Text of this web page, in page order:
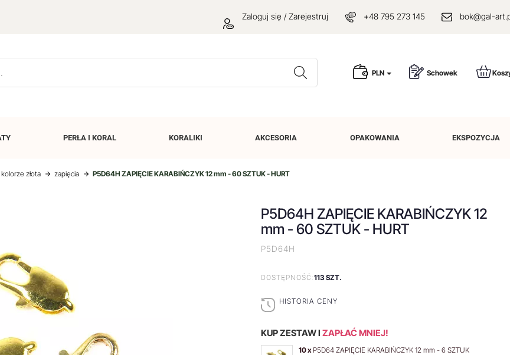
Zaloguj się / Zarejestruj +48 795 273 145 bok@gal-
Wyszukaj PLN Schowek
PERŁA I KORAL KORALIKI AKCESORIA OPAKOWANIA EKSPOZYCJA
złota zapięcia P5D64H ZAPIĘCIE KARABIŃCZYK 12 mm - 60 SZTUK - HURT
P5D64H ZAPIĘCIE KARABIŃCZYK 12
mm - 60 SZTUK - HURT
P5D64H
DOSTĘPNOŚĆ:113 SZT.
HISTORIA CENY
KUP ZESTAW I ZAPŁAĆ MNIEJ!
10 x P5D64 ZAPIĘCIE KARABIŃCZYK 12 mm - 6 SZTUK